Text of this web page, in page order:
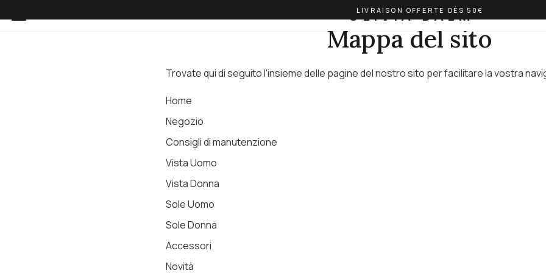
LIVRAISON OFFERTE DÈS 50€
OLIVIA BALM
Mappa del sito
Trovate qui di seguito l'insieme delle pagine del nostro sito per facilitare la vostra
Home
Negozio
Consigli di manutenzione
Vista Uomo
Vista Donna
Sole Uomo
Sole Donna
Accessori
Novità